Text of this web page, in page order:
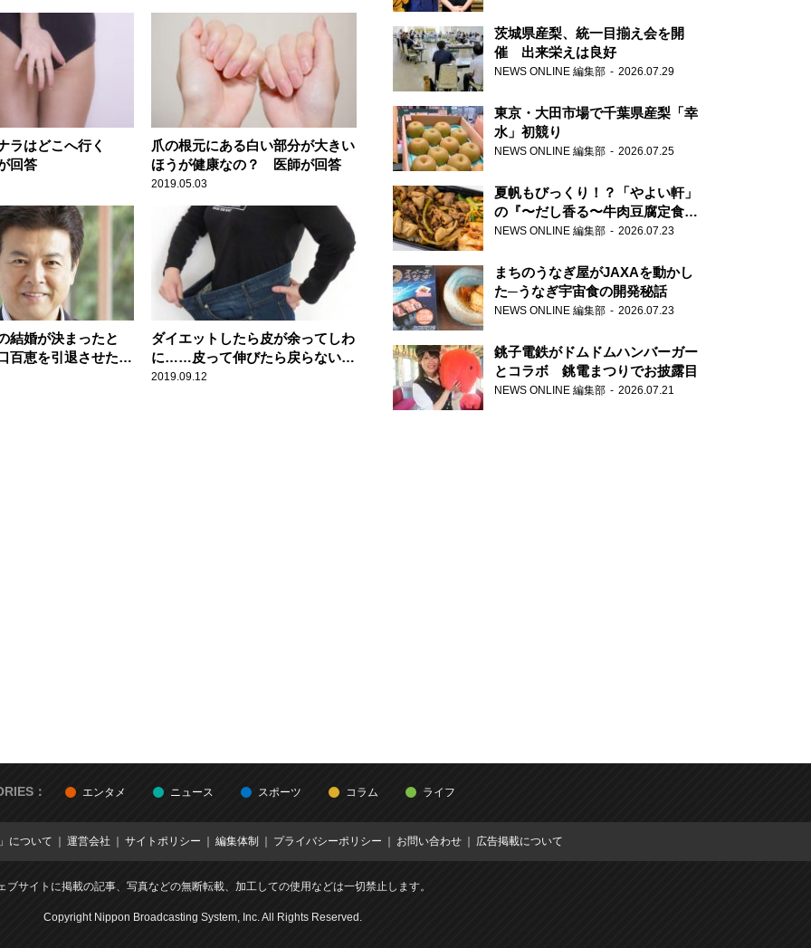
ラはどこへ行く
回答
爪の根元にある白い部分が大きい
ほうが健康なの？ 医師が回答
2019.05.03
結婚が決まったと
百恵を引退させたの
ダイエットしたら皮が余ってしわ
に……皮って伸びたら戻らない
の？ 医師が回答
2019.09.12
茨城県産梨、統一目揃え会を開
催 出来栄えは良好
NEWS ONLINE 編集部 2026.07.29
東京・大田市場で千葉県産梨「幸
水」初競り
NEWS ONLINE 編集部 2026.07.25
夏帆もびっくり！？「やよい軒」
の『〜だし香る〜牛肉豆腐定食』
が香り高すぎる
NEWS ONLINE 編集部 2026.07.23
まちのうなぎ屋がJAXAを動かし
た─うなぎ宇宙食の開発秘話
NEWS ONLINE 編集部 2026.07.23
銚子電鉄がドムドムハンバーガー
とコラボ 銚電まつりでお披露目
NEWS ONLINE 編集部 2026.07.21
： エンタメ ニュース スポーツ コラム ライフ
について 運営会社 サイトポリシー 編集体制 プライバシーポリシー お問い合わせ 広告掲載について
ブサイトに掲載の記事、写真などの無断転載、加工しての使用などは一切禁止します。
Copyright Nippon Broadcasting System, Inc. All Rights Reserved.